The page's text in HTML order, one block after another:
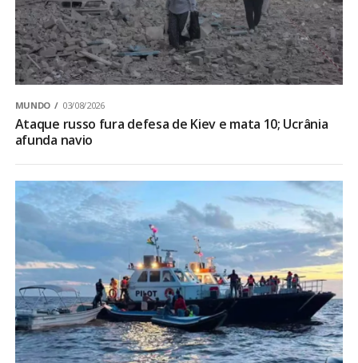
MUNDO 03/08/2026
Ataque russo fura defesa de Kiev e mata 10; Ucrânia
afunda navio